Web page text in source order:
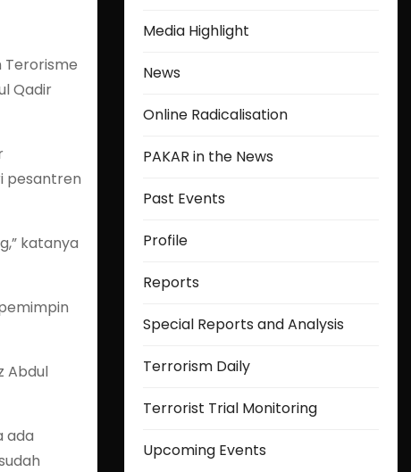
Terorisme
Qadir
pesantren
katanya
Abdul
ada
Media Highlight
News
Online Radicalisation
PAKAR in the News
Past Events
Profile
Reports
Special Reports and Analysis
Terrorism Daily
Terrorist Trial Monitoring
Upcoming Events